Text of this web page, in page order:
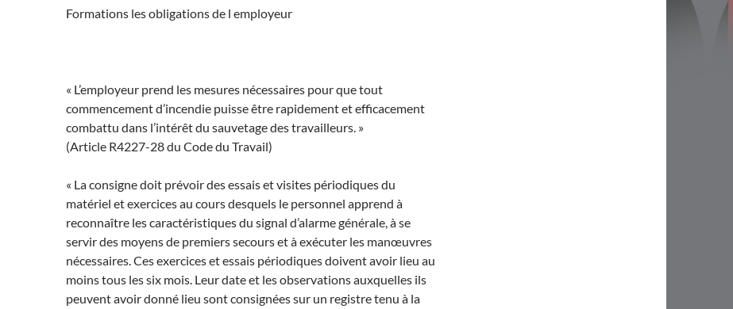
Formations les obligations de l employeur
« L’employeur prend les mesures nécessaires pour que tout
commencement d’incendie puisse être rapidement et efficacement
combattu dans l’intérêt du sauvetage des travailleurs. »
(Article R4227-28 du Code du Travail)
« La consigne doit prévoir des essais et visites périodiques du
matériel et exercices au cours desquels le personnel apprend à
reconnaître les caractéristiques du signal d’alarme générale, à se
servir des moyens de premiers secours et à exécuter les manœuvres
nécessaires. Ces exercices et essais périodiques doivent avoir lieu au
moins tous les six mois. Leur date et les observations auxquelles ils
peuvent avoir donné lieu sont consignées sur un registre tenu à la